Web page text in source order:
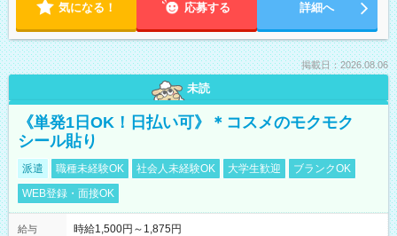
気になる！ 応募する 詳細へ
掲載日：2026.08.06
未読
《単発1日OK！日払い可》＊コスメのモクモク
シール貼り
派遣 職種未経験OK 社会人未経験OK 大学生歓迎
ブランクOK
WEB登録・面接OK
給与
時給1,500円～1,875円